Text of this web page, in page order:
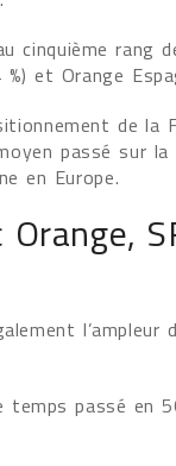
cinquième rang
et Orange
de la
passé sur
en Europe.
l’ampleur
passé en